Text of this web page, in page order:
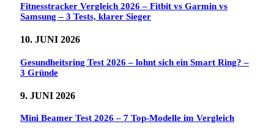
Fitnesstracker Vergleich 2026 – Fitbit vs Garmin vs
Samsung – 3 Tests, klarer Sieger
10. JUNI 2026
Gesundheitsring Test 2026 – lohnt sich ein Smart Ring? –
3 Gründe
9. JUNI 2026
Mini Beamer Test 2026 – 7 Top-Modelle im Vergleich